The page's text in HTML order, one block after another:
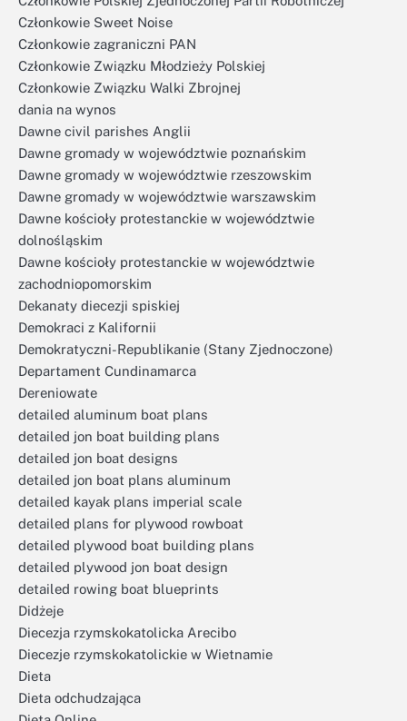
Członkowie Sweet Noise
Członkowie zagraniczni PAN
Członkowie Związku Młodzieży Polskiej
Członkowie Związku Walki Zbrojnej
dania na wynos
Dawne civil parishes Anglii
Dawne gromady w województwie poznańskim
Dawne gromady w województwie rzeszowskim
Dawne gromady w województwie warszawskim
Dawne kościoły protestanckie w województwie
dolnośląskim
Dawne kościoły protestanckie w województwie
zachodniopomorskim
Dekanaty diecezji spiskiej
Demokraci z Kalifornii
Demokratyczni-Republikanie (Stany Zjednoczone)
Departament Cundinamarca
Dereniowate
detailed aluminum boat plans
detailed jon boat building plans
detailed jon boat designs
detailed jon boat plans aluminum
detailed kayak plans imperial scale
detailed plans for plywood rowboat
detailed plywood boat building plans
detailed plywood jon boat design
detailed rowing boat blueprints
Didżeje
Diecezja rzymskokatolicka Arecibo
Diecezje rzymskokatolickie w Wietnamie
Dieta
Dieta odchudzająca